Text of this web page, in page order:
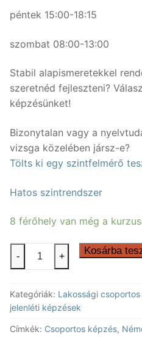
péntek 15:00-18:15
szombat 08:00-13:00
Stabil alapismeretekkel
szeretnéd fejleszteni?
képzésünket!
Bizonytalan vagy a
vizsga közelében jársz-e?
Tölts ki egy szintfelmérő
Hatos szintrendszer
8 férőhely van még a
német
A2-
4
- + Kosárba
Kategóriák: Lakossági
jelenléti képzések
Címkék: Csoportos képzés,